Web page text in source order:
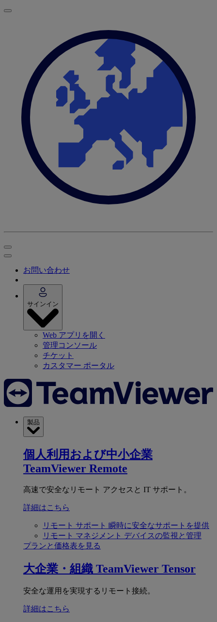
お問い合わせ
サインイン
Web アプリを開く
管理コンソール
チケット
カスタマー ポータル
製品
個人利用および中小企業
TeamViewer Remote
高速で安全なリモート アクセスと IT サポート。
詳細はこちら
リモート サポート 瞬時に安全なサポートを提供
リモート マネジメント デバイスの監視と管理
プランと価格表を見る
大企業・組織 TeamViewer Tensor
安全な運用を実現するリモート接続。
詳細はこちら